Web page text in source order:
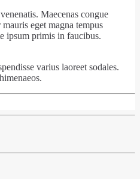
Maecenas congue
eget magna tempus
ipsum primis in faucibus.
varius laoreet sodales.